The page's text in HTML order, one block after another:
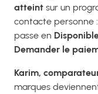
atteint sur un
contacte personne
passe en
Demander le
Karim,
marques